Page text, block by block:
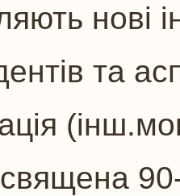
нові
та